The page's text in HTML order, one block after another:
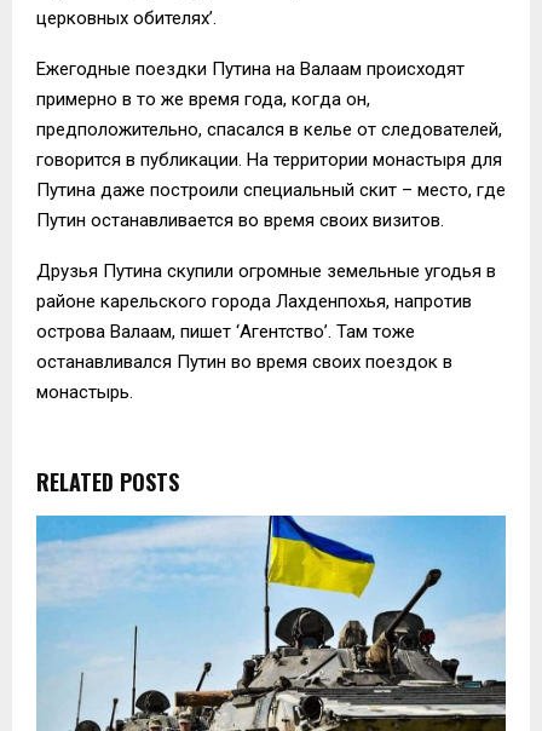
церковных обителях’.
Ежегодные поездки Путина на Валаам происходят
примерно в то же время года, когда он,
предположительно, спасался в келье от следователей,
говорится в публикации. На территории монастыря для
Путина даже построили специальный скит – место, где
Путин останавливается во время своих визитов.
Друзья Путина скупили огромные земельные угодья в
районе карельского города Лахденпохья, напротив
острова Валаам, пишет ‘Агентство’. Там тоже
останавливался Путин во время своих поездок в
монастырь.
RELATED POSTS